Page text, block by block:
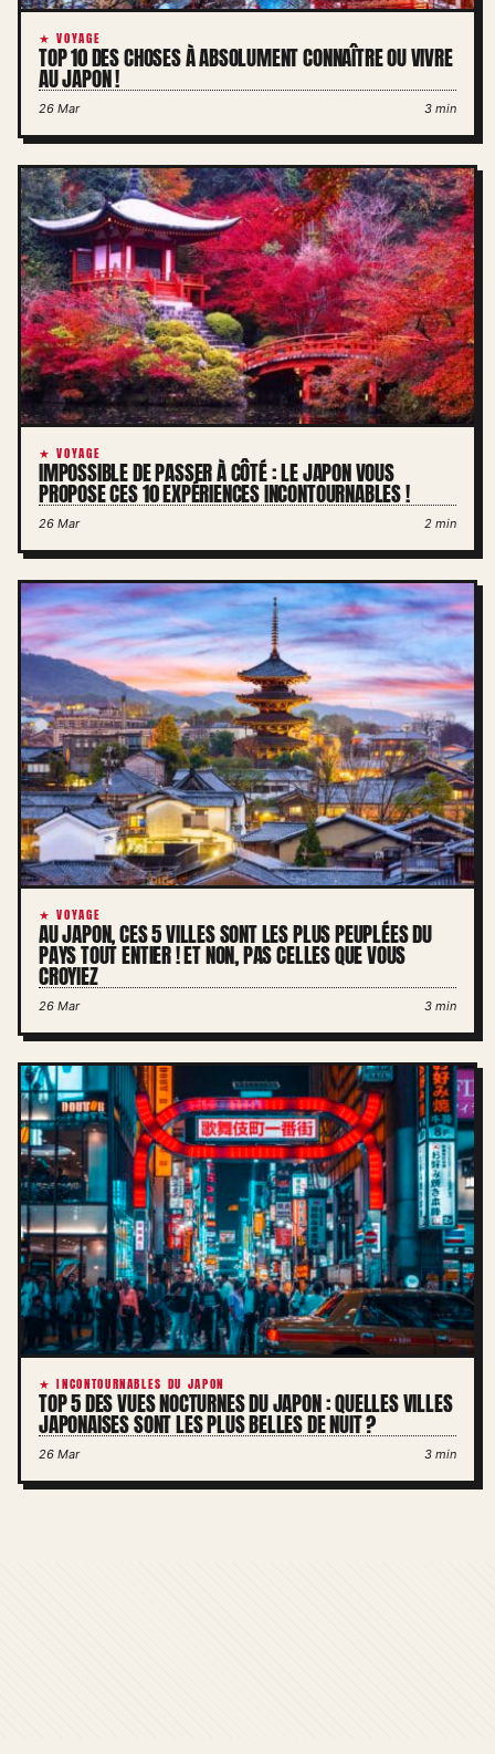
★ VOYAGE
TOP 10 DES CHOSES À ABSOLUMENT CONNAÎTRE OU VIVRE
AU JAPON !
26 Mar 3 min
★ VOYAGE
IMPOSSIBLE DE PASSER À CÔTÉ : LE JAPON VOUS
PROPOSE CES 10 EXPÉRIENCES INCONTOURNABLES !
26 Mar 2 min
★ VOYAGE
AU JAPON, CES 5 VILLES SONT LES PLUS PEUPLÉES DU
PAYS TOUT ENTIER ! ET NON, PAS CELLES QUE VOUS
CROYIEZ
26 Mar 3 min
★ INCONTOURNABLES DU JAPON
TOP 5 DES VUES NOCTURNES DU JAPON : QUELLES VILLES
JAPONAISES SONT LES PLUS BELLES DE NUIT ?
26 Mar 3 min